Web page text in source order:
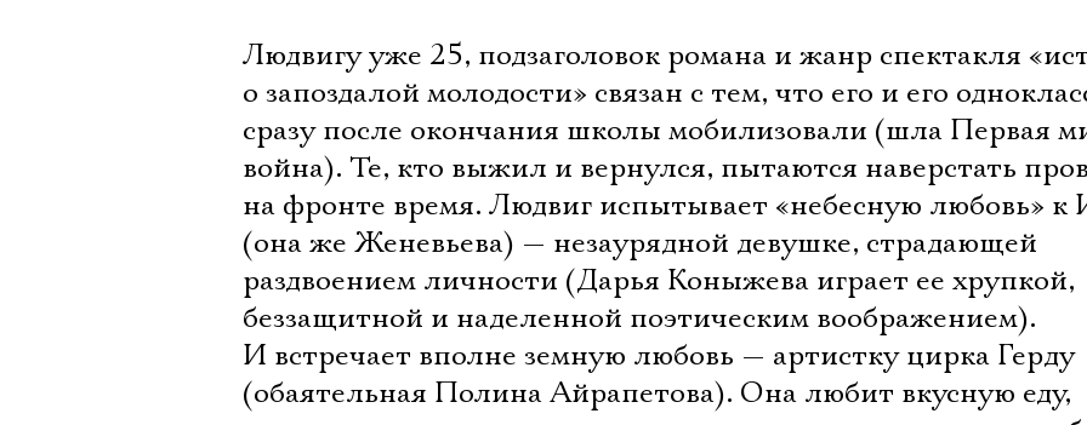
Людвигу уже 25, подзаголовок романа и жанр спектакля
о запоздалой молодости» связан с тем, что его и его
сразу после окончания школы мобилизовали (шла Первая
война). Те, кто выжил и вернулся, пытаются наверстать
на фронте время. Людвиг испытывает «небесную любовь» к
(она же Женевьева) — незаурядной девушке, страдающей
раздвоением личности (Дарья Коныжева играет ее хрупкой,
беззащитной и наделенной поэтическим воображением).
И встречает вполне земную любовь — артистку цирка Герду
(обаятельная Полина Айрапетова). Она любит вкусную еду,